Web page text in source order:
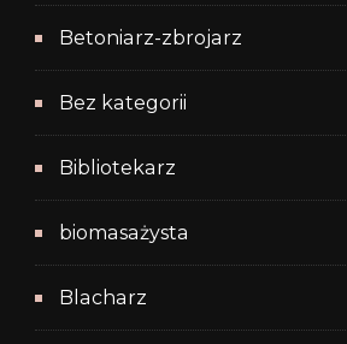
Betoniarz-zbrojarz
Bez kategorii
Bibliotekarz
biomasażysta
Blacharz